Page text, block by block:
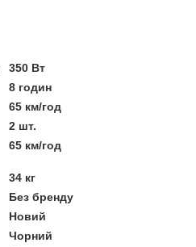
350 Вт
8 годин
65 км/год
2 шт.
65 км/год
34 кг
Без бренду
Новий
Чорний